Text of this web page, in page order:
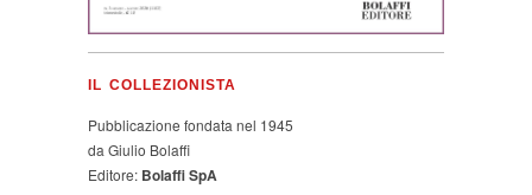
IL COLLEZIONISTA
Pubblicazione fondata nel 1945
da Giulio Bolaffi
Editore: Bolaffi SpA